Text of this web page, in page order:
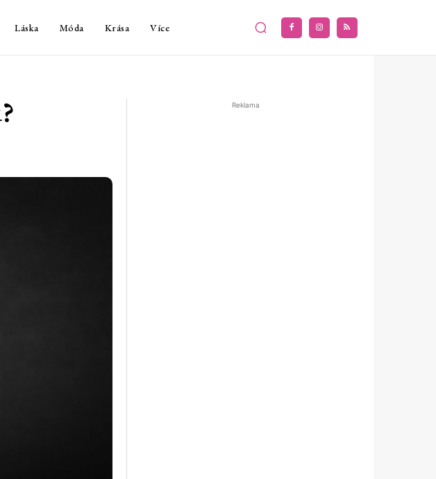
Láska Móda Krása Více
Reklama